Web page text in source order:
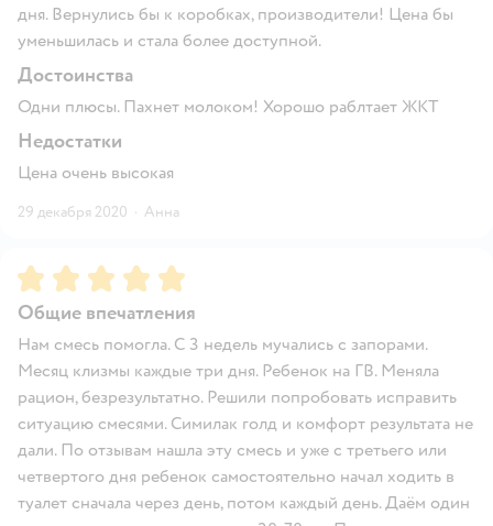
дня. Вернулись бы к коробках, производители! Цена бы
уменьшилась и стала более доступной.
Достоинства
Одни плюсы. Пахнет молоком! Хорошо раблтает ЖКТ
Недостатки
Цена очень высокая
29 декабря 2020 · Анна
Рейтинг:5
Общие впечатления
Нам смесь помогла. С 3 недель мучались с запорами.
Месяц клизмы каждые три дня. Ребенок на ГВ. Меняла
рацион, безрезультатно. Решили попробовать исправить
ситуацию смесями. Симилак голд и комфорт результата не
дали. По отзывам нашла эту смесь и уже с третьего или
четвертого дня ребенок самостоятельно начал ходить в
туалет сначала через день, потом каждый день. Даëм один